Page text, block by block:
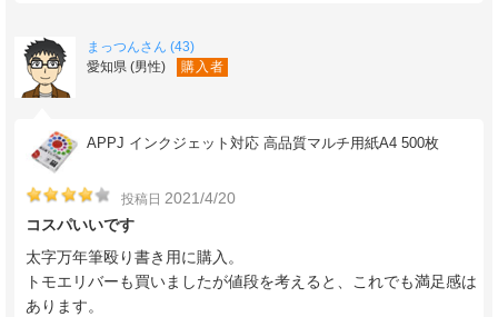
まっつんさん (43)
愛知県 (男性)
購入者
APPJ インクジェット対応 高品質マルチ用紙A4 500枚
投稿日 2021/4/20
コスパいいです
太字万年筆殴り書き用に購入。
トモエリバーも買いましたが値段を考えると、これでも満足感は
あります。